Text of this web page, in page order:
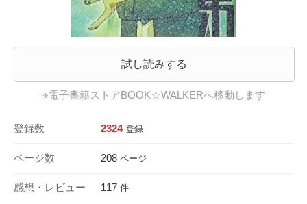
試し読みする
※電子書籍ストアBOOK☆WALKERへ移動します
登録数 2324 登録
ページ数 208 ページ
感想・レビュー 117 件